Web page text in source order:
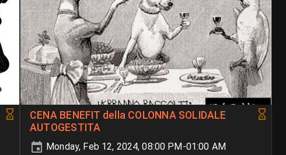
CENA BENEFIT della COLONNA SOLIDALE
AUTOGESTITA
Monday, Feb 12, 2024, 08:00 PM-01:00 AM